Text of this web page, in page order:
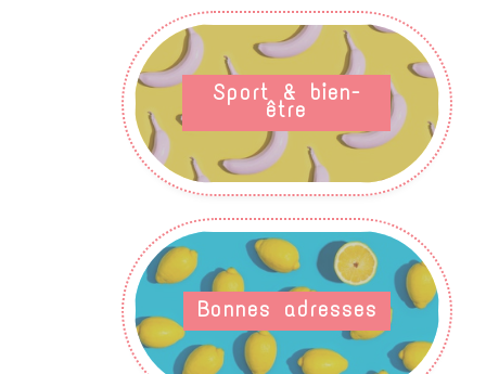
Sport & bien-
être
Bonnes adresses